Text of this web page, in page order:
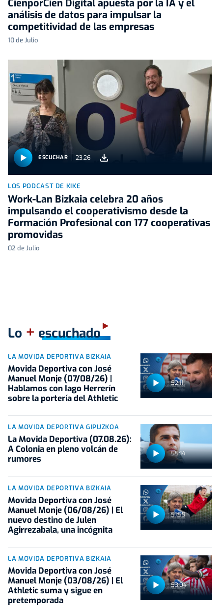
CienporCien Digital apuesta por la IA y el
análisis de datos para impulsar la
competitividad de las empresas
10 de Julio
ESCUCHAR 23:26
LOS PODCAST DE KIKE
Work-Lan Bizkaia celebra 20 años
impulsando el cooperativismo desde la
Formación Profesional con 177 cooperativas
promovidas
02 de Julio
Lo + escuchado
52:11
LA MOVIDA DEPORTIVA BIZKAIA
Movida Deportiva con José
Manuel Monje (07/08/26) |
Hablamos con Iago Herrerín
sobre la portería del Athletic
55:14
LA MOVIDA DEPORTIVA GIPUZKOA
La Movida Deportiva (07.08.26):
A Colonia en pleno volcán de
rumores
51:59
LA MOVIDA DEPORTIVA BIZKAIA
Movida Deportiva con José
Manuel Monje (06/08/26) | El
nuevo destino de Julen
Agirrezabala, una incógnita
53:04
LA MOVIDA DEPORTIVA BIZKAIA
Movida Deportiva con José
Manuel Monje (03/08/26) | El
Athletic suma y sigue en
pretemporada